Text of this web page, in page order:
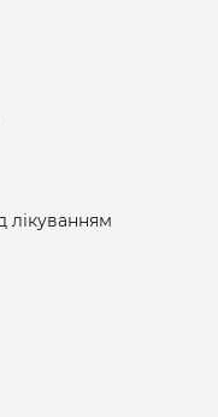
лікуванням